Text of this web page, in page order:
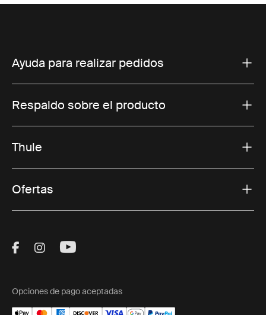
Ayuda para realizar pedidos
Respaldo sobre el producto
Thule
Ofertas
Visit Thule on Facebook (external link)
Visit Thule on Instagram (external link)
Visit Thule on Youtube (external
Opciones de pago aceptadas